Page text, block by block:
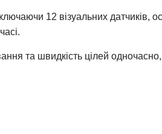
12 візуальних датчиків,
та швидкість цілей